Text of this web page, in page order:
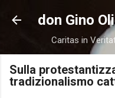
Passa ai
don Gino
Caritas in
Sulla
tradizionalismo